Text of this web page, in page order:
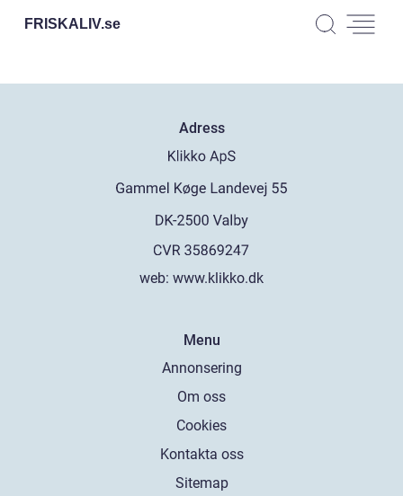
FRISKALIV.se
Adress
web: www.klikko.dk
Menu
Annonsering
Om oss
Cookies
Kontakta oss
Sitemap